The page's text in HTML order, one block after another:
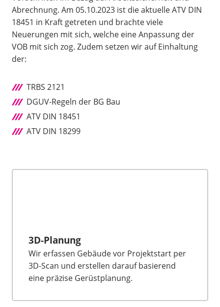
Abrechnung. Am 05.10.2023 ist die aktuelle ATV DIN
18451 in Kraft getreten und brachte viele
Neuerungen mit sich, welche eine Anpassung der
VOB mit sich zog. Zudem setzen wir auf Einhaltung
der:
TRBS 2121
DGUV-Regeln der BG Bau
ATV DIN 18451
ATV DIN 18299
3D-Planung
Wir erfassen Gebäude vor Projektstart per
3D-Scan und erstellen darauf basierend
eine präzise Gerüstplanung.